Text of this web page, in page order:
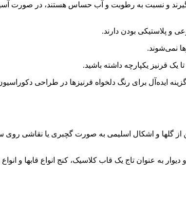
و نسبت به رطوبت و آب حساس هستند، در صورت
پلاستیکی بودن دارند.
نمی‌شوند.
قرنیز یکپارچه داشته باشید.
برای رنگ دلخواه قرنیزها در طراحی دکوراسیون
از گلها و اشکال اسلیمی به صورت گچبری یا نقاشی
به عنوان تاج یک قاب کلاسیک، کنج انواع قابها و